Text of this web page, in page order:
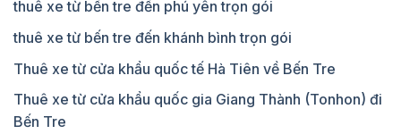
thuê xe từ bến tre đến phú yên trọn gói
thuê xe từ bến tre đến khánh bình trọn gói
Thuê xe từ cửa khẩu quốc tế Hà Tiên về Bến Tre
Thuê xe từ cửa khẩu quốc gia Giang Thành (Tonhon) đi
Bến Tre